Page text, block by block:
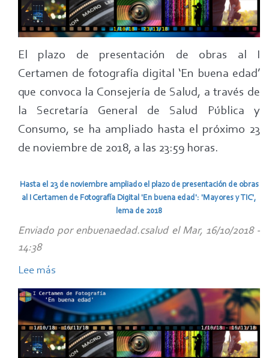
presentación
al
I
Certamen
de
Fotografía
'En
edad'
23
noviembre
El plazo de presentación de obras al I
Certamen de fotografía digital ‘En buena edad’
que convoca la Consejería de Salud, a través de
la Secretaría General de Salud Pública y
Consumo, se ha ampliado hasta el próximo 23
de noviembre de 2018, a las 23:59 horas.
Hasta el 23 de noviembre ampliado el plazo de presentación de obras
al I Certamen de Fotografía Digital 'En buena edad': 'Mayores y TIC',
lema de 2018
Enviado por enbuenaedad.csaludel Mar, 16/10/2018 -
14:38
Lee más
Hasta
el
23
de
noviembre